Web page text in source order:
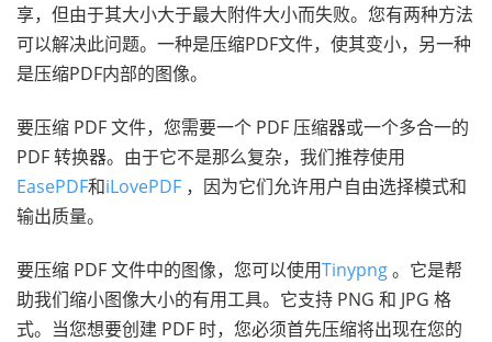
享，但由于其大小大于最大附件大小而失败。您有两种方法
可以解决此问题。一种是压缩PDF文件，使其变小，另一种
是压缩PDF内部的图像。
要压缩 PDF 文件，您需要一个 PDF 压缩器或一个多合一的
PDF 转换器。由于它不是那么复杂，我们推荐使用
EasePDF和iLovePDF ，因为它们允许用户自由选择模式和
输出质量。
要压缩 PDF 文件中的图像，您可以使用Tinypng。它是帮
助我们缩小图像大小的有用工具。它支持 PNG 和 JPG 格
式。当您想要创建 PDF 时，您必须首先压缩将出现在您的